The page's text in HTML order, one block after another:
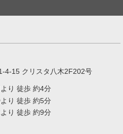
4-15 クリスタ八木2F202号
り 徒歩 約4分
り 徒歩 約5分
り 徒歩 約9分